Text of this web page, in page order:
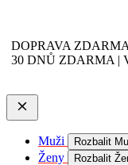
DOPRAVA
30 DNŮ ZDARMA |
Muži Rozbalit
Ženy Rozbalit